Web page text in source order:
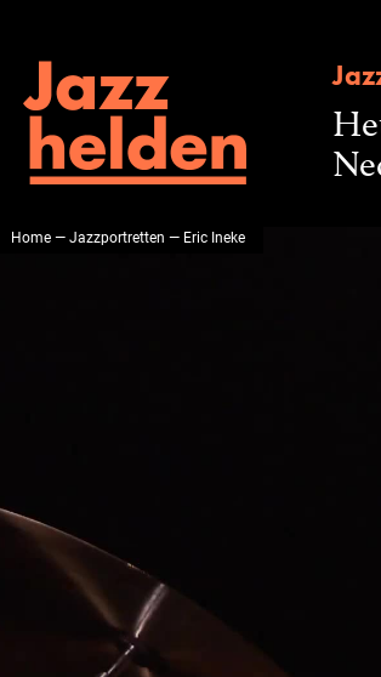
Home—Jazzportretten — Eric Ineke